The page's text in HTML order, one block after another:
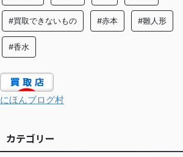
#買取できないもの #赤本 #雛人形
#香水
にほんブログ村
カテゴリー